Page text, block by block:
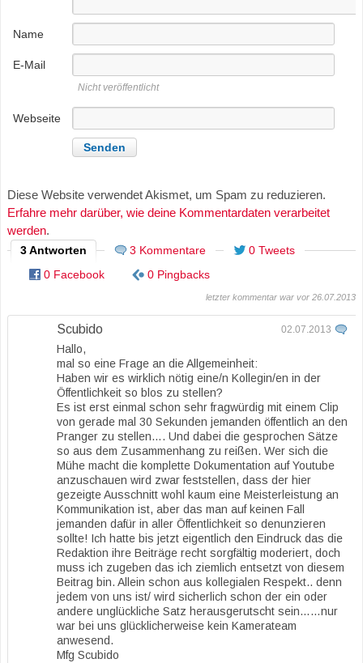
Name
E-Mail
Nicht veröffentlicht
Webseite
Diese Website verwendet Akismet, um Spam zu reduzieren.
Erfahre mehr darüber, wie deine Kommentardaten verarbeitet
werden.
3 Antworten 3 Kommentare
0 Tweets
0 Facebook
0 Pingbacks
letzter kommentar war vor 26.07.2013
Scubido 02.07.2013
Hallo,
mal so eine Frage an die Allgemeinheit:
Haben wir es wirklich nötig eine/n Kollegin/en in der
Öffentlichkeit so blos zu stellen?
Es ist erst einmal schon sehr fragwürdig mit einem Clip
von gerade mal 30 Sekunden jemanden öffentlich an den
Pranger zu stellen…. Und dabei die gesprochen Sätze
so aus dem Zusammenhang zu reißen. Wer sich die
Mühe macht die komplette Dokumentation auf Youtube
anzuschauen wird zwar feststellen, dass der hier
gezeigte Ausschnitt wohl kaum eine Meisterleistung an
Kommunikation ist, aber das man auf keinen Fall
jemanden dafür in aller Öffentlichkeit so denunzieren
sollte! Ich hatte bis jetzt eigentlich den Eindruck das die
Redaktion ihre Beiträge recht sorgfältig moderiert, doch
muss ich zugeben das ich ziemlich entsetzt von diesem
Beitrag bin. Allein schon aus kollegialen Respekt.. denn
jedem von uns ist/ wird sicherlich schon der ein oder
andere unglückliche Satz herausgerutscht sein……nur
war bei uns glücklicherweise kein Kamerateam
anwesend.
Mfg Scubido